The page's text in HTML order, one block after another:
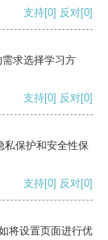
支持[0] 反对[0]
求选择学习方
支持[0] 反对[0]
私保护和安全性保
支持[0] 反对[0]
将设置页面进行优